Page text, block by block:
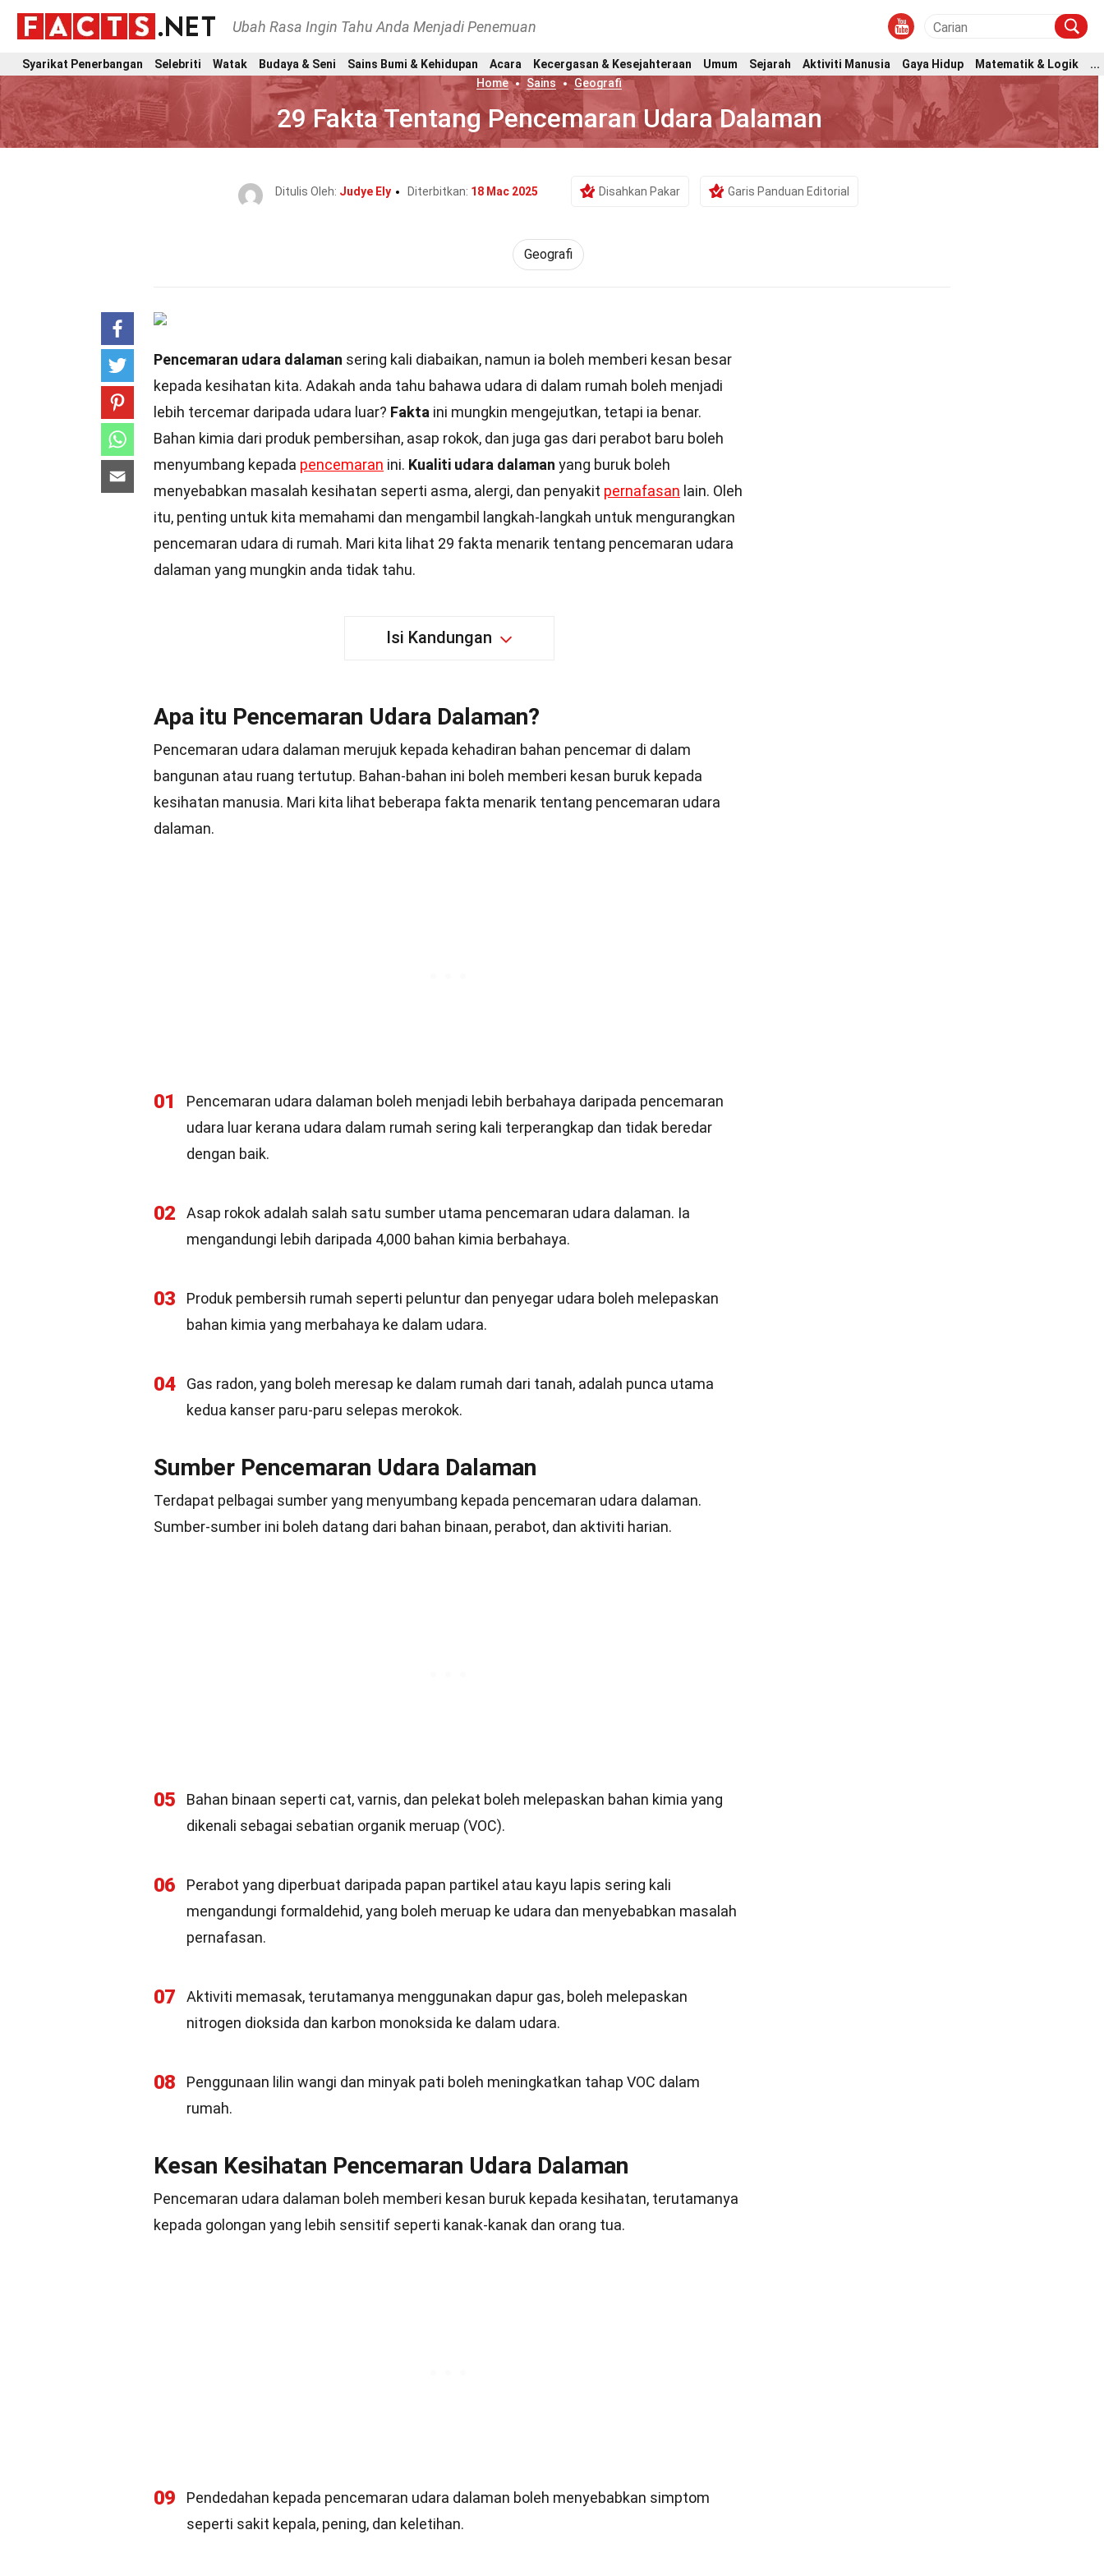
Ubah Rasa Ingin Tahu Anda Menjadi Penemuan
Syarikat Penerbangan Selebriti Watak Budaya & Seni Sains Bumi & Kehidupan Acara Kecergasan & Kesejahteraan Umum Sejarah Aktiviti Manusia Gaya Hidup Matematik & Logik
...
Home
Sains Geografi
29 Fakta Tentang Pencemaran Udara Dalaman
Ditulis Oleh: Judye Ely Diterbitkan: 18 Mac 2025 Disahkan Pakar Garis Panduan Editorial
Geografi
Pencemaran udara dalaman sering kali diabaikan, namun ia boleh memberi kesan besar
kepada kesihatan kita. Adakah anda tahu bahawa udara di dalam rumah boleh menjadi
lebih tercemar daripada udara luar? Fakta ini mungkin mengejutkan, tetapi ia benar.
Bahan kimia dari produk pembersihan, asap rokok, dan juga gas dari perabot baru boleh
menyumbang kepada pencemaran ini. Kualiti udara dalaman yang buruk boleh
menyebabkan masalah kesihatan seperti asma, alergi, dan penyakit pernafasan lain. Oleh
itu, penting untuk kita memahami dan mengambil langkah-langkah untuk mengurangkan
pencemaran udara di rumah. Mari kita lihat 29 fakta menarik tentang pencemaran udara
dalaman yang mungkin anda tidak tahu.
Isi Kandungan
Apa itu Pencemaran Udara Dalaman?
Pencemaran udara dalaman merujuk kepada kehadiran bahan pencemar di dalam
bangunan atau ruang tertutup. Bahan-bahan ini boleh memberi kesan buruk kepada
kesihatan manusia. Mari kita lihat beberapa fakta menarik tentang pencemaran udara
dalaman.
01
Pencemaran udara dalaman boleh menjadi lebih berbahaya daripada pencemaran
udara luar kerana udara dalam rumah sering kali terperangkap dan tidak beredar
dengan baik.
02
Asap rokok adalah salah satu sumber utama pencemaran udara dalaman. Ia
mengandungi lebih daripada 4,000 bahan kimia berbahaya.
03
Produk pembersih rumah seperti peluntur dan penyegar udara boleh melepaskan
bahan kimia yang merbahaya ke dalam udara.
04
Gas radon, yang boleh meresap ke dalam rumah dari tanah, adalah punca utama
kedua kanser paru-paru selepas merokok.
Sumber Pencemaran Udara Dalaman
Terdapat pelbagai sumber yang menyumbang kepada pencemaran udara dalaman.
Sumber-sumber ini boleh datang dari bahan binaan, perabot, dan aktiviti harian.
05
Bahan binaan seperti cat, varnis, dan pelekat boleh melepaskan bahan kimia yang
dikenali sebagai sebatian organik meruap (VOC).
06
Perabot yang diperbuat daripada papan partikel atau kayu lapis sering kali
mengandungi formaldehid, yang boleh meruap ke udara dan menyebabkan masalah
pernafasan.
07
Aktiviti memasak, terutamanya menggunakan dapur gas, boleh melepaskan
nitrogen dioksida dan karbon monoksida ke dalam udara.
08
Penggunaan lilin wangi dan minyak pati boleh meningkatkan tahap VOC dalam
rumah.
Kesan Kesihatan Pencemaran Udara Dalaman
Pencemaran udara dalaman boleh memberi kesan buruk kepada kesihatan, terutamanya
kepada golongan yang lebih sensitif seperti kanak-kanak dan orang tua.
09
Pendedahan kepada pencemaran udara dalaman boleh menyebabkan simptom
seperti sakit kepala, pening, dan keletihan.